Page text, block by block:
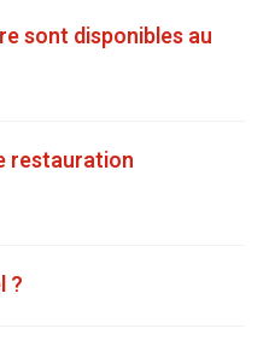
sont disponibles au
restauration
?